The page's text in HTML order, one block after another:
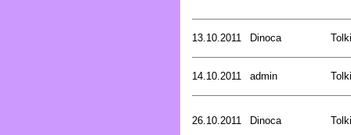
13.10.2011 Dinoca
14.10.2011 admin
26.10.2011 Dinoca